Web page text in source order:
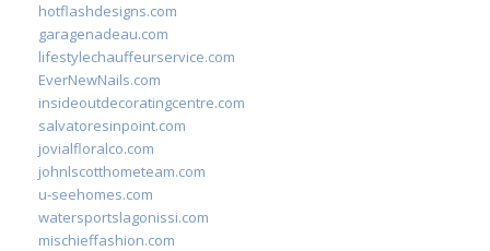
hotflashdesigns.com
garagenadeau.com
lifestylechauffeurservice.com
EverNewNails.com
insideoutdecoratingcentre.com
salvatoresinpoint.com
jovialfloralco.com
johnlscotthometeam.com
u-seehomes.com
watersportslagonissi.com
mischieffashion.com